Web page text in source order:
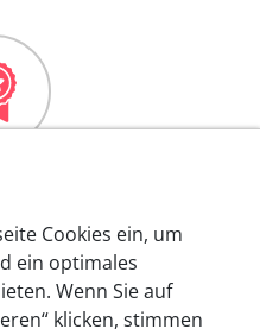
Erfahrung
von autoaid stecken
und auch in Zukunft
am Standort in
Qualität vertrauen
Cookies ein, um
ein optimales
Wenn Sie auf
klicken, stimmen